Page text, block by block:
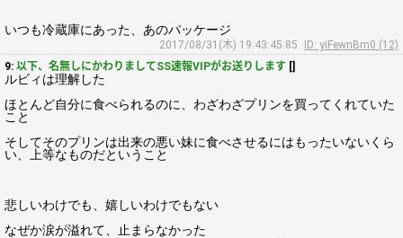
いつも冷蔵庫にあった、あのパッケージ
2017/08/31(木) 19:43:45.85
ID: yiFewnBm0 (12)
9: 以下、名無しにかわりましてSS速報VIPがお送りします []
ルビィは理解した
ほとんど自分に食べられるのに、わざわざプリンを買ってくれていた
こと
そしてそのプリンは出来の悪い妹に食べさせるにはもったいないくら
い、上等なものだということ
悲しいわけでも、嬉しいわけでもない
なぜか涙が溢れて、止まらなかった